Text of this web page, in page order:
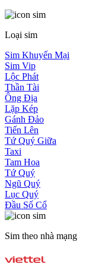
Loại sim
Sim Khuyến Mại
Sim Vip
Lộc Phát
Thần Tài
Ông Địa
Lặp Kép
Gánh Đảo
Tiến Lên
Tứ Quý Giữa
Taxi
Tam Hoa
Tứ Quý
Ngũ Quý
Lục Quý
Đầu Số Cổ
Sim theo nhà mạng